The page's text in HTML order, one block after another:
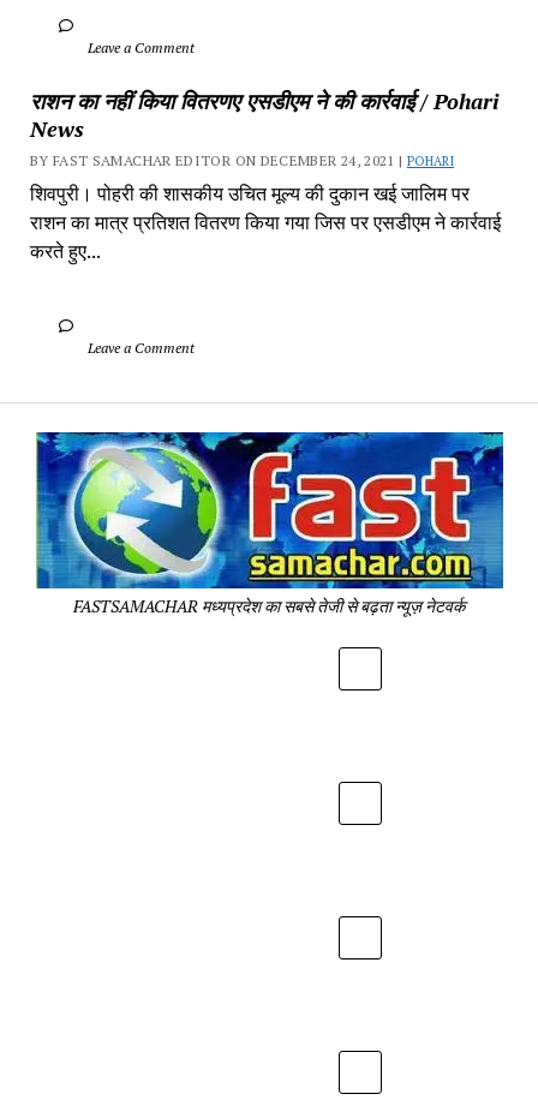
		Leave a Comment
राशन का नहीं किया वितरणए एसडीएम ने की कार्रवाई / Pohari
News
BY FAST SAMACHAR EDITOR ON DECEMBER 24, 2021 | POHARI
शिवपुरी। पोहरी की शासकीय उचित मूल्य की दुकान खई जालिम पर
राशन का मात्र प्रतिशत वितरण किया गया जिस पर एसडीएम ने कार्रवाई
करते हुए...
		Leave a Comment
-
FASTSAMACHAR मध्यप्रदेश का सबसे तेजी से बढ़ता न्यूज़ नेटवर्क